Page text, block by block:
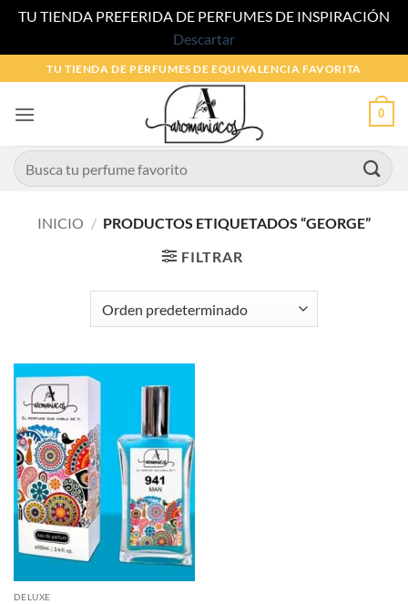
TU TIENDA PREFERIDA DE PERFUMES DE INSPIRACIÓN
Descartar
al
contenido
TU TIENDA DE PERFUMES DE EQUIVALENCIA FAVORITA
0
Buscar
por:
INICIO / PRODUCTOS ETIQUETADOS “GEORGE”
FILTRAR
DELUXE